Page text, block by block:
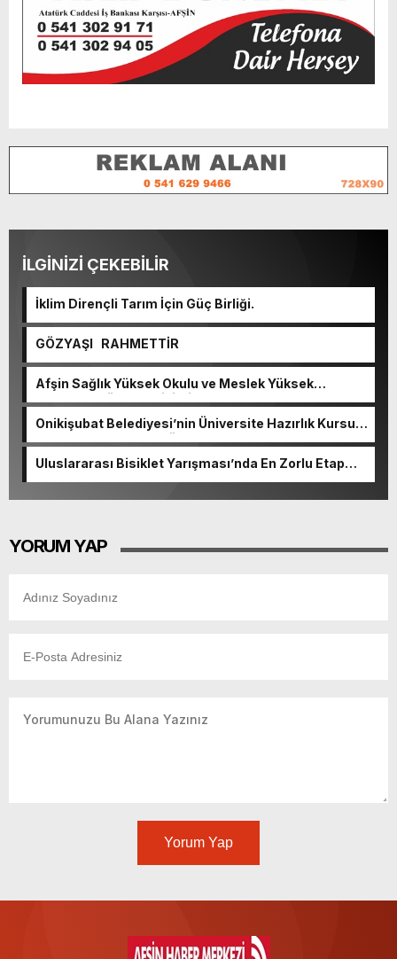
İLGİNİZİ ÇEKEBİLİR
İklim Dirençli Tarım İçin Güç Birliği.
GÖZYAŞI RAHMETTİR
Afşin Sağlık Yüksek Okulu ve Meslek Yüksek
Okulunda görev değişimi!
Onikişubat Belediyesi’nin Üniversite Hazırlık Kursu
başvurularında son gün 7 Ağustos.
Uluslararası Bisiklet Yarışması’nda En Zorlu Etap
YORUM YAP
Yorum Yap